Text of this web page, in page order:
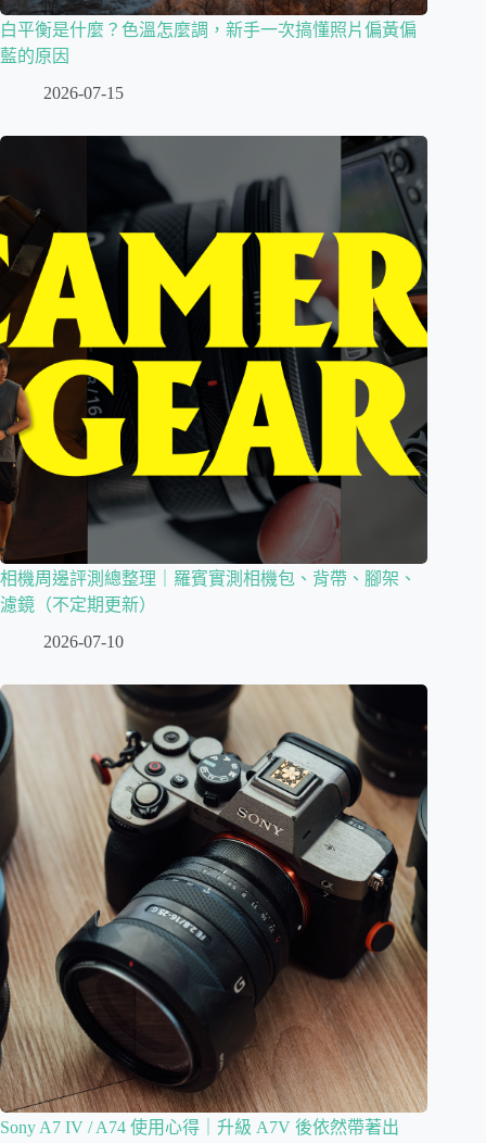
白平衡是什麼？色溫怎麼調，新手一次搞懂照片偏黃偏
藍的原因
2026-07-15
相機周邊評測總整理｜羅賓實測相機包、背帶、腳架、
濾鏡（不定期更新）
2026-07-10
Sony A7 IV / A74 使用心得｜升級 A7V 後依然帶著出